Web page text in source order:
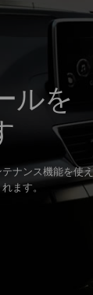
ルを
ナンス機能を使
ます。